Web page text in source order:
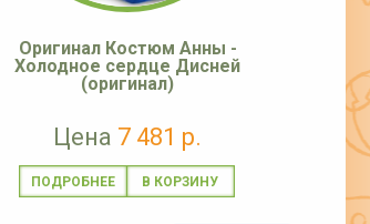
Оригинал Костюм Анны -
Холодное сердце Дисней
(оригинал)
Цена 7 481 р.
ПОДРОБНЕЕ